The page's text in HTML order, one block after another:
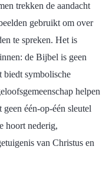
trekken de aandacht
gebruikt om over
te spreken. Het is
de Bijbel is geen
biedt symbolische
helpen
één-op-één sleutel
hoort nederig,
van Christus en